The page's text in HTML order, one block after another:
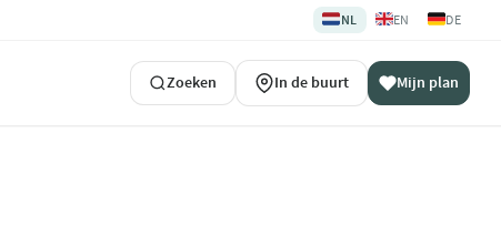
🇳🇱NL 🇬🇧EN 🇩🇪DE
Zoeken In de buurt Mijn plan